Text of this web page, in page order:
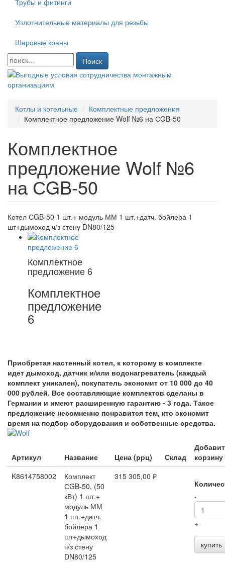
Трубы и фитинги
Уплотнительные материалы для резьбы
Шаровые краны
Поиск
Котлы и котельные
Комплектные предложения
Комплектное предложение Wolf №6 на СGB-50
Комплектное
предложение Wolf №6
на СGB-50
Котел СGB-50 1 шт.+ модуль ММ 1 шт.+датч. бойлера 1
шт+дымоход ч/з стену DN80/125
Комплектное
предложение 6
Комплектное
предложение
6
Приобретая настенный котел, к которому в комплекте
идет дымоход, датчик и/или водонагреватель (каждый
комплект уникален), покупатель экономит от 10 000 до 40
000 рублей. Все составляющие комплектов сделаны в
Германии и имеют расширенную гарантию - 3 года. Такое
предложение несомненно понравится тем, кто экономит
время на подбор оборудования и собственные средства.
Артикул Название Цена (ррц) Склад
корзину
K8614758002
Комплект
СGB-50, (50
кВт) 1 шт.+
модуль ММ
1 шт.+датч.
бойлера 1
шт+дымоход
ч/з стену
DN80/125
315 305,00 ₽
-
+
купить